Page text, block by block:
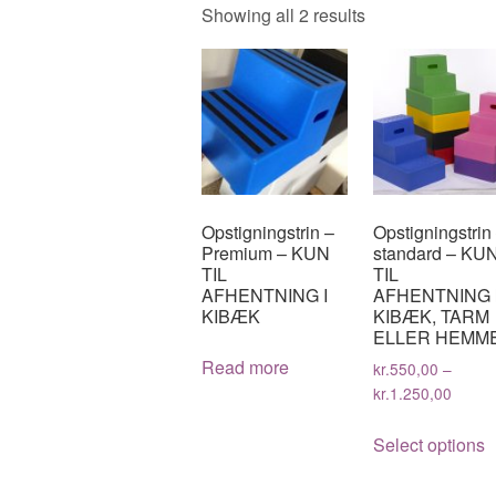
Showing all 2 results
Opstigningstrin –
Premium – KUN
TIL
AFHENTNING I
KIBÆK
Read more
Opstigningstrin
standard –
TIL
AFHENTNING
KIBÆK, TARM
ELLER
kr.550,00 –
kr.1.250,00
Select options